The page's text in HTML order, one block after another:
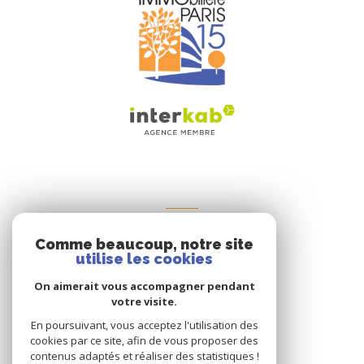
NOUS SUIVRE
Comme beaucoup, notre site
utilise les cookies
On aimerait vous accompagner pendant
votre visite.
En poursuivant, vous acceptez l'utilisation des
cookies par ce site, afin de vous proposer des
contenus adaptés et réaliser des statistiques !